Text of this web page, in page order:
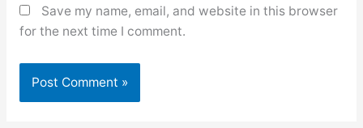
Save my name, email, and website in this browser
for the next time I comment.